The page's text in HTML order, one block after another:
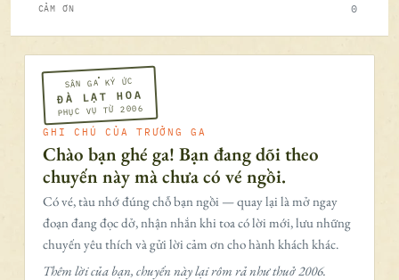
CẢM ƠN 0
SÂN GA KÝ ỨC
ĐÀ LẠT HOA
PHỤC VỤ TỪ 2006
GHI CHÚ CỦA TRƯỞNG GA
Chào bạn ghé ga! Bạn đang dõi theo
chuyến này mà chưa có vé ngồi.
Có vé, tàu nhớ đúng chỗ bạn ngồi — quay lại là mở ngay
đoạn đang đọc dở, nhận nhắn khi toa có lời mới, lưu những
chuyến yêu thích và gửi lời cảm ơn cho hành khách khác.
Thêm lời của bạn, chuyến này lại rôm rả như thuở 2006.